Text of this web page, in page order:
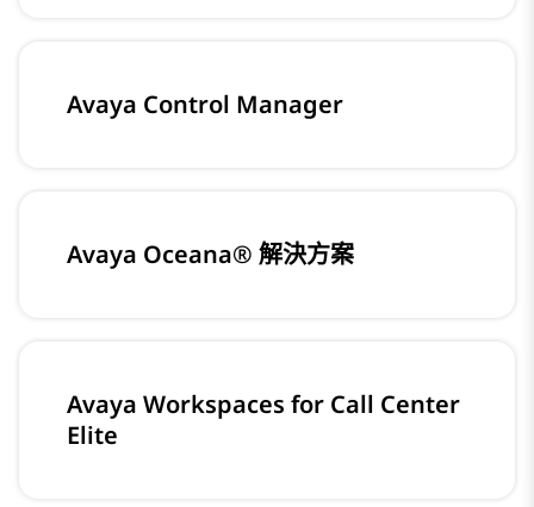
Avaya Control Manager
Avaya Oceana® 解決方案
Avaya Workspaces for Call Center
Elite